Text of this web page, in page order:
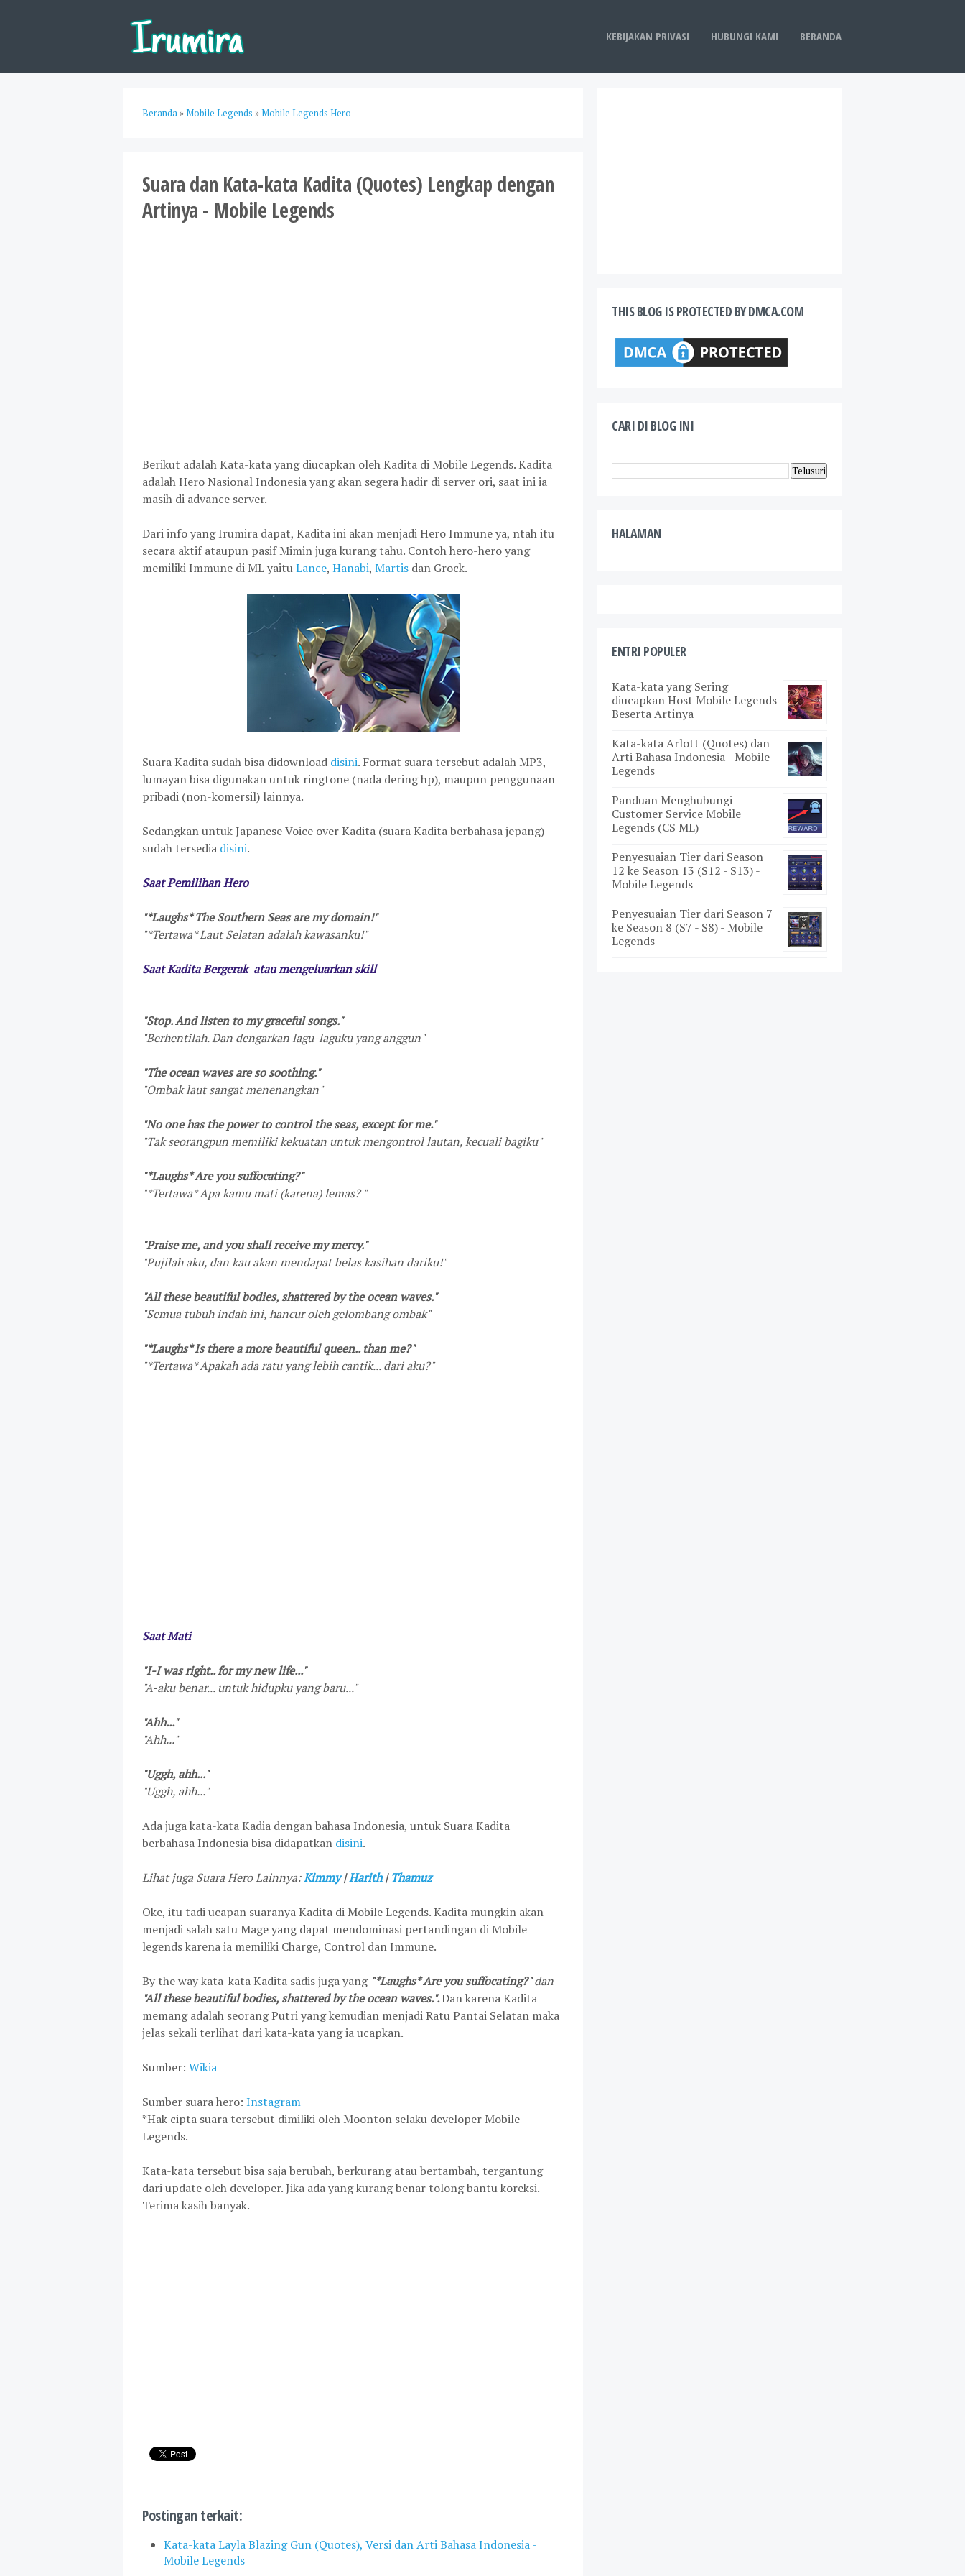
BERANDA
HUBUNGI KAMI
KEBIJAKAN PRIVASI
Beranda »Mobile Legends »Mobile Legends Hero
Suara dan Kata-kata Kadita (Quotes) Lengkap dengan
Artinya - Mobile Legends
Berikut adalah Kata-kata yang diucapkan oleh Kadita di Mobile Legends. Kadita
adalah Hero Nasional Indonesia yang akan segera hadir di server ori, saat ini ia
masih di advance server.
Dari info yang Irumira dapat, Kadita ini akan menjadi Hero Immune ya, ntah itu
secara aktif ataupun pasif Mimin juga kurang tahu. Contoh hero-hero yang
memiliki Immune di ML yaituLance, Hanabi, Martis dan Grock.
Suara Kadita sudah bisa didownload disini. Format suara tersebut adalah MP3,
lumayan bisa digunakan untuk ringtone (nada dering hp), maupun penggunaan
pribadi (non-komersil) lainnya.
Sedangkan untuk Japanese Voice over Kadita (suara Kadita berbahasa jepang)
sudah tersedia disini.
Saat Pemilihan Hero
"*Laughs* The Southern Seas are my domain!"
"*Tertawa* Laut Selatan adalah kawasanku!"
Saat KaditaBergerak atau mengeluarkan skill
"Stop. And listen to my graceful songs."
"Berhentilah. Dan dengarkan lagu-laguku yang anggun"
"The ocean waves are so soothing."
"Ombak laut sangat menenangkan"
"No one has the power to control the seas, except for me."
"Tak seorangpun memiliki kekuatan untuk mengontrol lautan, kecuali bagiku"
"*Laughs* Are you suffocating?"
"*Tertawa* Apa kamu mati (karena) lemas? "
"Praise me, and you shall receive my mercy."
"Pujilah aku, dan kau akan mendapat belas kasihan dariku!"
"All these beautiful bodies, shattered by the ocean waves."
"Semua tubuh indah ini, hancur oleh gelombang ombak"
"*Laughs* Is there a more beautiful queen.. than me?"
"*Tertawa* Apakah ada ratu yang lebih cantik... dari aku?"
Saat Mati
"I-I was right.. for my new life..."
"A-aku benar... untuk hidupku yang baru..."
"Ahh..."
"Ahh..."
"Uggh, ahh..."
"Uggh, ahh..."
Ada juga kata-kata Kadia dengan bahasa Indonesia, untuk Suara Kadita
berbahasa Indonesia bisa didapatkan disini.
Lihat juga Suara Hero Lainnya:Kimmy|Harith|Thamuz
Oke, itu tadi ucapan suaranya Kadita di Mobile Legends. Kadita mungkin akan
menjadi salah satu Mage yang dapat mendominasi pertandingan di Mobile
legends karena ia memiliki Charge, Control dan Immune.
By the way kata-kata Kadita sadis juga yang "*Laughs* Are you suffocating?"dan
"All these beautiful bodies, shattered by the ocean waves.".Dan karena Kadita
memang adalah seorang Putri yang kemudian menjadi Ratu Pantai Selatan maka
jelas sekali terlihat dari kata-kata yang ia ucapkan.
Sumber: Wikia
Sumber suara hero: Instagram
*Hak cipta suara tersebut dimiliki oleh Moonton selaku developer Mobile
Legends.
Kata-kata tersebut bisa saja berubah, berkurang atau bertambah, tergantung
dari update oleh developer. Jika ada yang kurang benar tolong bantu koreksi.
Terima kasih banyak.
Postingan terkait:
Kata-kata Layla Blazing Gun (Quotes), Versi dan Arti Bahasa Indonesia -
Mobile Legends
THIS BLOG IS PROTECTED BY DMCA.COM
CARI DI BLOG INI
HALAMAN
ENTRI POPULER
Kata-kata yang Sering
diucapkan Host Mobile Legends
Beserta Artinya
Kata-kata Arlott (Quotes) dan
Arti Bahasa Indonesia - Mobile
Legends
Panduan Menghubungi
Customer Service Mobile
Legends (CS ML)
Penyesuaian Tier dari Season
12 ke Season 13 (S12 - S13) -
Mobile Legends
Penyesuaian Tier dari Season 7
ke Season 8 (S7 - S8) - Mobile
Legends